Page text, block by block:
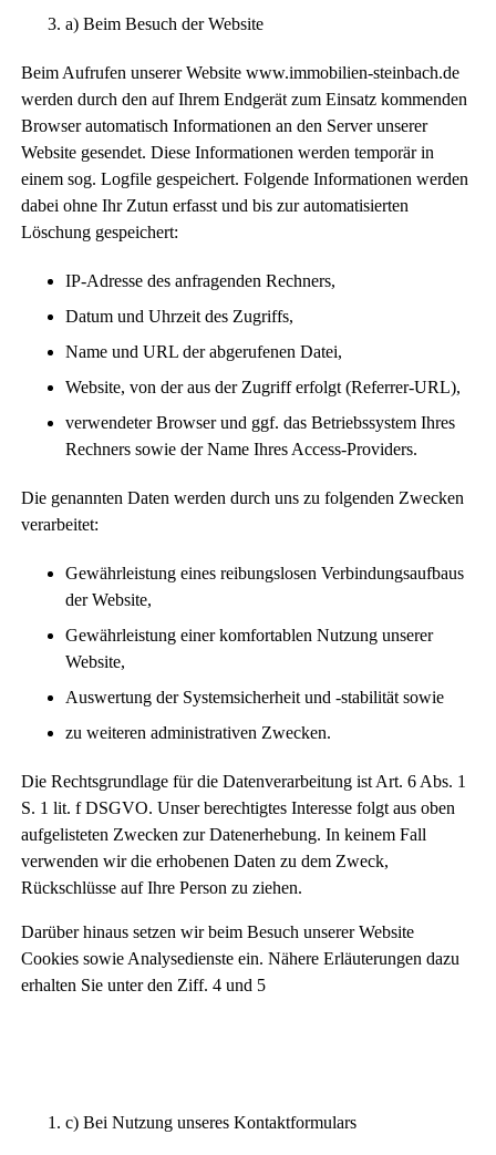
a) Beim Besuch der Website
Beim Aufrufen unserer Website www.immobilien-steinbach.de
werden durch den auf Ihrem Endgerät zum Einsatz kommenden
Browser automatisch Informationen an den Server unserer
Website gesendet. Diese Informationen werden temporär in
einem sog. Logfile gespeichert. Folgende Informationen werden
dabei ohne Ihr Zutun erfasst und bis zur automatisierten
Löschung gespeichert:
IP-Adresse des anfragenden Rechners,
Datum und Uhrzeit des Zugriffs,
Name und URL der abgerufenen Datei,
Website, von der aus der Zugriff erfolgt (Referrer-URL),
verwendeter Browser und ggf. das Betriebssystem Ihres
Rechners sowie der Name Ihres Access-Providers.
Die genannten Daten werden durch uns zu folgenden Zwecken
verarbeitet:
Gewährleistung eines reibungslosen Verbindungsaufbaus
der Website,
Gewährleistung einer komfortablen Nutzung unserer
Website,
Auswertung der Systemsicherheit und -stabilität sowie
zu weiteren administrativen Zwecken.
Die Rechtsgrundlage für die Datenverarbeitung ist Art. 6 Abs. 1
S. 1 lit. f DSGVO. Unser berechtigtes Interesse folgt aus oben
aufgelisteten Zwecken zur Datenerhebung. In keinem Fall
verwenden wir die erhobenen Daten zu dem Zweck,
Rückschlüsse auf Ihre Person zu ziehen.
Darüber hinaus setzen wir beim Besuch unserer Website
Cookies sowie Analysedienste ein. Nähere Erläuterungen dazu
erhalten Sie unter den Ziff. 4 und 5
c) Bei Nutzung unseres Kontaktformulars